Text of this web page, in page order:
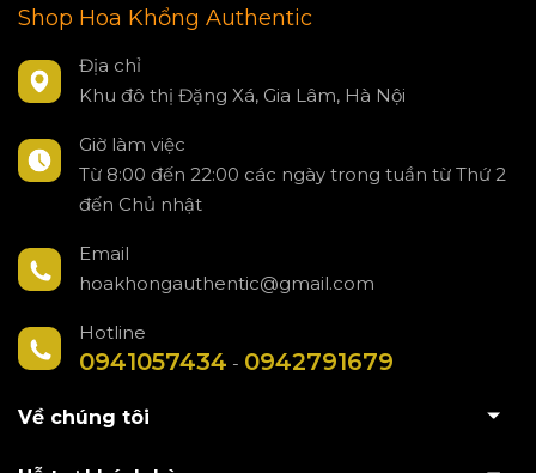
Shop Hoa Khổng Authentic
Địa chỉ
Khu đô thị Đặng Xá, Gia Lâm, Hà Nội
Giờ làm việc
Từ 8:00 đến 22:00 các ngày trong tuần từ Thứ 2
đến Chủ nhật
Email
hoakhongauthentic@gmail.com
Hotline
0941057434 - 0942791679
Về chúng tôi